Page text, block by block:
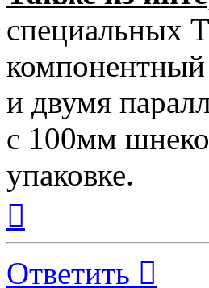
специальных
и двумя
с 100мм
упаковке.
началу
Ответить